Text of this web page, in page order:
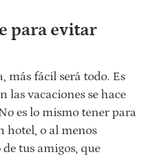
para evitar
más fácil será todo. Es
las vacaciones se hace
es lo mismo tener para
hotel, o al menos
tus amigos, que